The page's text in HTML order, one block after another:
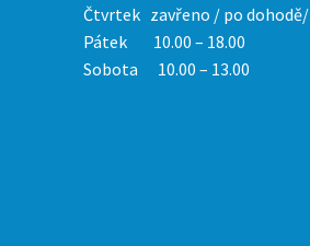
Čtvrtek zavřeno / po dohodě/
Pátek 10.00 – 18.00
Sobota 10.00 – 13.00